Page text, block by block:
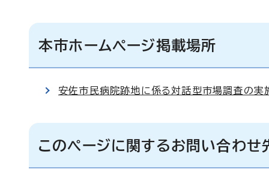
本市ホームページ掲載場所
安佐市民病院跡地に係る対話型市場調査の実
このページに関するお問い合わせ